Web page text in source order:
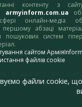
контенту з
armyinform.com.ua
онлайн-медіа
абзаці
пошукових систем
сайтом АрміяInform
файлів cookie
файли cookie,